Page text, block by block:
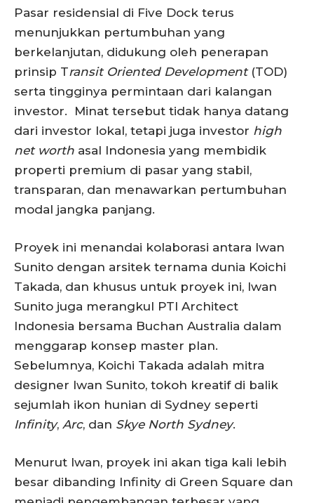
Pasar residensial di Five Dock terus
menunjukkan pertumbuhan yang
berkelanjutan, didukung oleh penerapan
prinsip Transit Oriented Development (TOD)
serta tingginya permintaan dari kalangan
investor. Minat tersebut tidak hanya datang
dari investor lokal, tetapi juga investor high
net worth asal Indonesia yang membidik
properti premium di pasar yang stabil,
transparan, dan menawarkan pertumbuhan
modal jangka panjang.
Proyek ini menandai kolaborasi antara Iwan
Sunito dengan arsitek ternama dunia Koichi
Takada, dan khusus untuk proyek ini, Iwan
Sunito juga merangkul PTI Architect
Indonesia bersama Buchan Australia dalam
menggarap konsep master plan.
Sebelumnya, Koichi Takada adalah mitra
designer Iwan Sunito, tokoh kreatif di balik
sejumlah ikon hunian di Sydney seperti
Infinity, Arc, dan Skye North Sydney.
Menurut Iwan, proyek ini akan tiga kali lebih
besar dibanding Infinity di Green Square dan